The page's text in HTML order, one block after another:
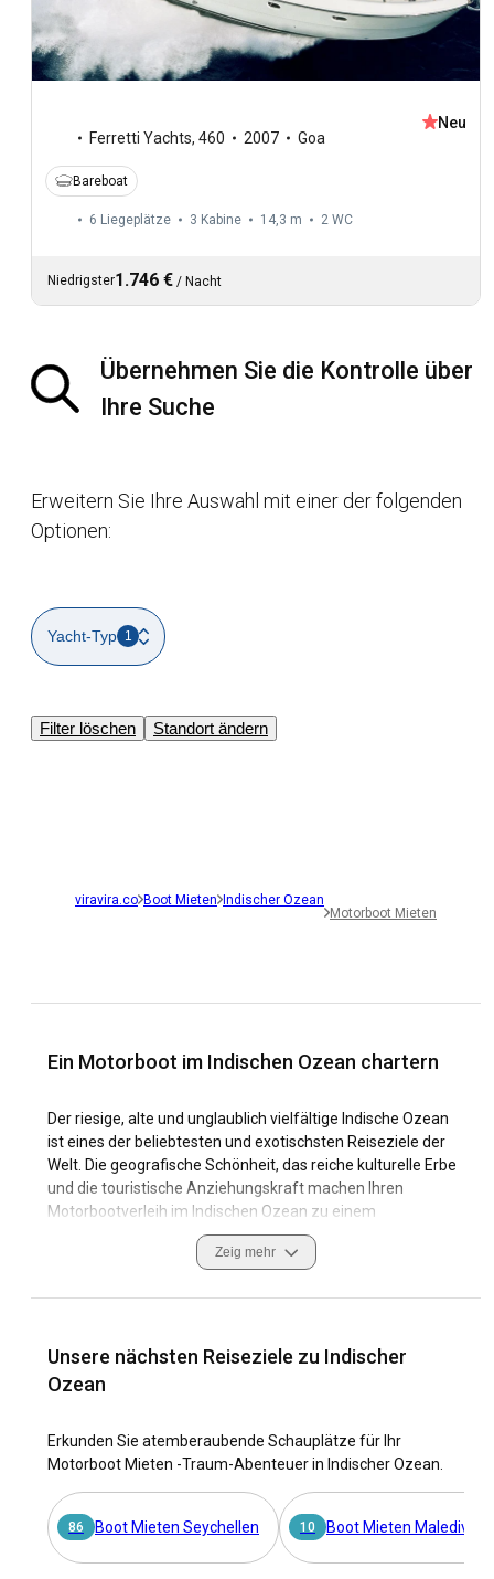
Ferretti Yachts, 460 2007 Goa
Neu
Bareboat
6 Liegeplätze 3 Kabine 14,3 m 2 WC
Niedrigster1.746 € / Nacht
Übernehmen Sie die Kontrolle über
Ihre Suche
Erweitern Sie Ihre Auswahl mit einer der folgenden
Optionen:
Yacht-Typ 1
Filter löschen Standort ändern
viravira.co Boot Mieten Indischer Ozean
Motorboot Mieten
Ein Motorboot im Indischen Ozean chartern
Der riesige, alte und unglaublich vielfältige Indische Ozean
ist eines der beliebtesten und exotischsten Reiseziele der
Welt. Die geografische Schönheit, das reiche kulturelle Erbe
und die touristische Anziehungskraft machen Ihren
Motorbootverleih im Indischen Ozean zu einem
unvergesslichen Erlebnis. Wenn Sie mit einem Motorboot im
Indischen Ozean das kristallblaue Wasser erkunden, haben
Inseln und geschäftigen Küstenstädten auf einzigartige und
seines warmen tropischen Klimas, der zuverlässigen Winde
und der malerischen Landschaften ein erstklassiges
Segelrevier.
Von den südasiatischen Küsten Indiens und Sri Lankas bis
zu den paradiesischen Malediven, den Seychellen und
Mauritius wimmelt es im Indischen Ozean von vielfältigem
Meeresleben, faszinierender Geschichte, exotischen
kulinarischen Angeboten und warmherzigen Einheimischen.
Sicherheits- und Navigationskenntnisse an Bord gepaart mit
Zeig mehr
Unsere nächsten Reiseziele zu Indischer
Ozean
Erkunden Sie atemberaubende Schauplätze für Ihr
Motorboot Mieten -Traum-Abenteuer in Indischer Ozean.
86 Boot Mieten Seychellen 10 Boot Mieten Malediven